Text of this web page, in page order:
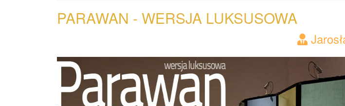
PARAWAN - WERSJA LUKSUSOWA